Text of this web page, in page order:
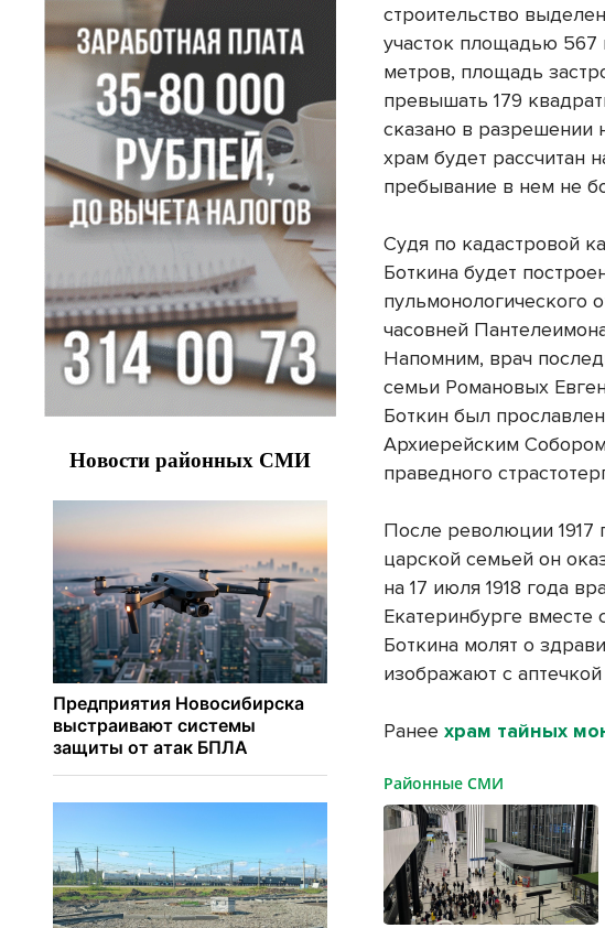
строительство
участок площадью 567
метров, площадь
превышать 179
сказано в разрешении
храм будет рассчитан
пребывание в нем не
Судя по кадастровой
Боткина будет
пульмонологического
часовней
Напомним, врач
семьи Романовых
Боткин был
Архиерейским
праведного
После революции 1917
царской семьей он
на 17 июля 1918 года
Екатеринбурге вместе
Боткина молят о
изображают с аптечкой
Ранеехрам тайных
Районные СМИ